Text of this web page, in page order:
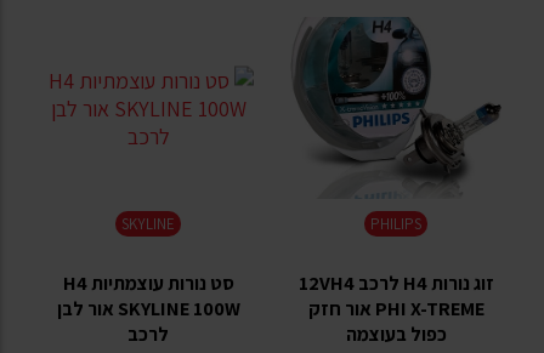
PHILIPS
זוג נורות H4 לרכב 12VH4
PHI X-TREME אור חזק
כפול בעוצמה
SKYLINE
סט נורות עוצמתיות H4
SKYLINE 100W אור לבן
לרכב